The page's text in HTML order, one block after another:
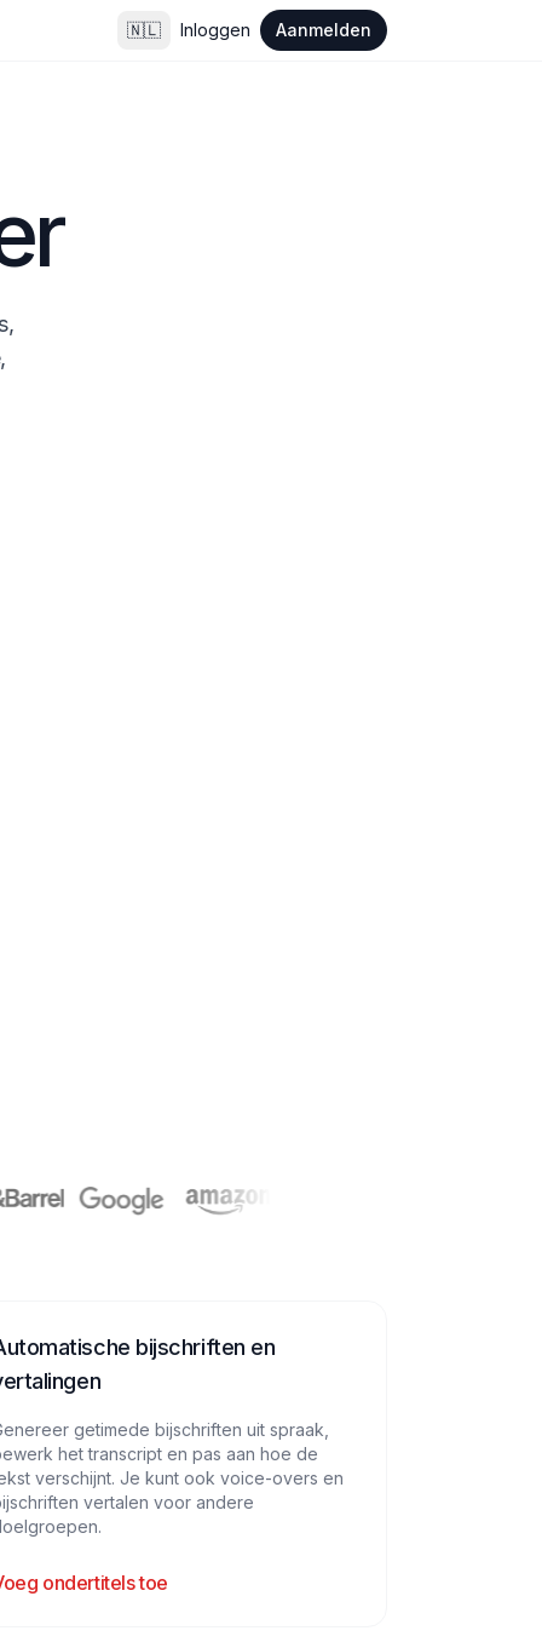
🇳🇱 Inloggen Aanmelden
bijschriften en
getimede bijschriften uit spraak,
het transcript en pas aan hoe de
verschijnt. Je kunt ook voice-overs en
vertalen voor andere
ondertitels toe